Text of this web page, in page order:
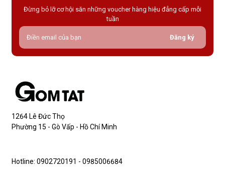
Đừng bỏ lỡ cơ hội săn những voucher hàng hiệu đẳng cấp mỗi
tuần
Đăng ký
1264 Lê Đức Thọ
Phường 15 - Gò Vấp - Hồ Chí Minh
Hotline: 0902720191 - 0985006684